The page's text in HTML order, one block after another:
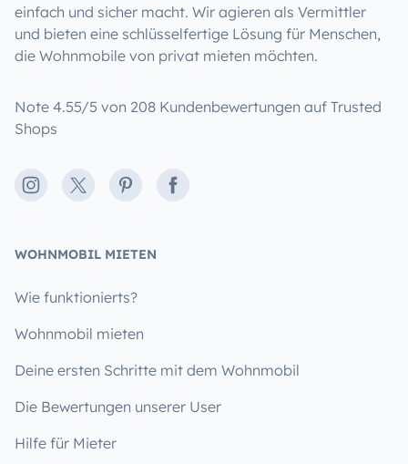
einfach und sicher macht. Wir agieren als Vermittler
und bieten eine schlüsselfertige Lösung für Menschen,
die Wohnmobile von privat mieten möchten.
Note 4.55/5 von 208 Kundenbewertungen auf Trusted
Shops
Instagram
X PinterestFacebook
WOHNMOBIL MIETEN
Wie funktionierts?
Wohnmobil mieten
Deine ersten Schritte mit dem Wohnmobil
Die Bewertungen unserer User
Hilfe für Mieter